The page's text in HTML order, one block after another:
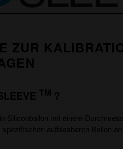
ZUR
TM ?
Siliconballon mit einem
spezifischen aufblasbaren Ballon